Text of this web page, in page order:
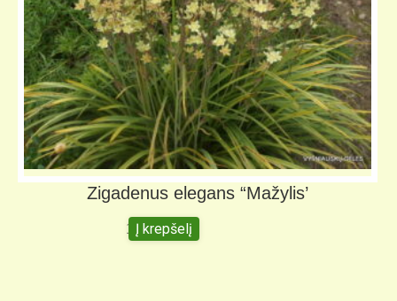
Zigadenus elegans “Mažylis’
10,00€
Į krepšelį